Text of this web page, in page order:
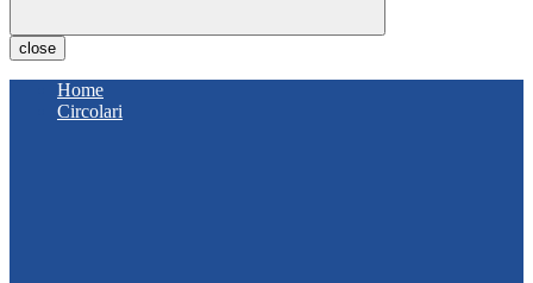
close
Home
Circolari